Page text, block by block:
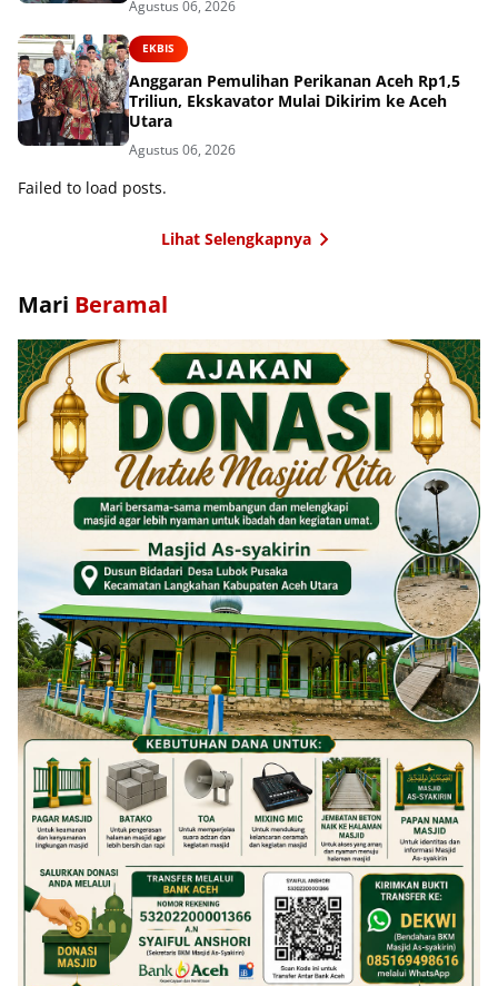
Agustus 06, 2026
EKBIS
Anggaran Pemulihan Perikanan Aceh Rp1,5
Triliun, Ekskavator Mulai Dikirim ke Aceh
Utara
Agustus 06, 2026
Failed to load posts.
Lihat Selengkapnya
Mari Beramal